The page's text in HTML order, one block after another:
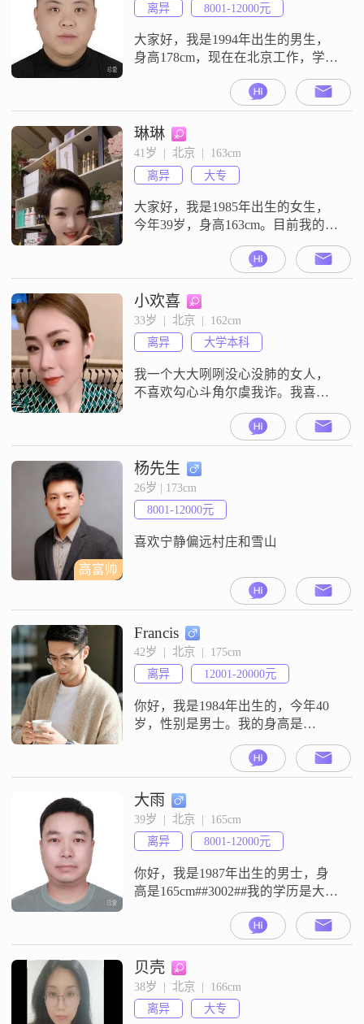
离异
8001-12000元
大家好，我是1994年出生的男生，
身高178cm，现在在北京工作，学历
间。我的性格比较外向健谈，平时
也挺乐观积极的，做事风格是成熟
稳重那一类的。平时情绪比较稳
定，为人真诚可靠，做事情自信果
断，属于行动胜于言语的类型。日
常空闲的时候，我喜欢美食探店，
也喜欢自己动手做菜烹饪。对于感
情
琳琳
41岁  |  北京  |  163cm
离异
大专
大家好，我是1985年出生的女生，
今年39岁，身高163cm。目前我的工
作地在北京，学历是大专，月收入
在8001元到12000元之间。我的性格
特征是乐观积极，追求事业成就，
独立自信，善解人意，情绪稳定。
平时的生活中，我喜欢跑步健身，
也喜欢精致生活，热爱生活。我希
望能找到一个可以共同进步的人。
我是一个比较直接的人，觉得两
小欢喜
33岁  |  北京  |  162cm
离异
大学本科
我一个大大咧咧没心没肺的女人，
不喜欢勾心斗角尔虞我诈。我喜欢
情绪稳定的男生 ，性格阳光开朗
的。没聊几句就要见面的请划走！
高富帅
杨先生
26岁 | 173cm
8001-12000元
喜欢宁静偏远村庄和雪山
Francis
42岁  |  北京  |  175cm
离异
12001-20000元
你好，我是1984年出生的，今年40
岁，性别是男士。我的身高是
175cm。我的学历是硕士。我现在的
工作地是在北京，月收入在20001元
到50000元这个区间。关于我的个人
特征，熟悉我的朋友都说我是一个
稳重可靠的人，平时性格也比较幽
默风趣。我平时是一个乐观积极的
人，对待生活和工作都很有热情。
我性格外向健谈，平时喜欢和人沟
大雨
39岁  |  北京  |  165cm
离异
8001-12000元
你好，我是1987年出生的男士，身
高是165cm##3002##我的学历是大
专，现在在北京工作，月收入在
8001元到12000元之间##3002##我是
一个乐观积极的人，平时心态比较
平和##3002##我觉得自己责任感比
较强，做事情有耐心，也比较包容
##3002##在与人相处的时候，我真
诚可靠，希望彼此之间能够真诚相
贝壳
38岁  |  北京  |  166cm
离异
大专